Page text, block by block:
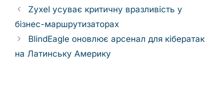
Zyxel усуває критичну вразливість у
бізнес-маршрутизаторах
BlindEagle оновлює арсенал для кібератак
на Латинську Америку